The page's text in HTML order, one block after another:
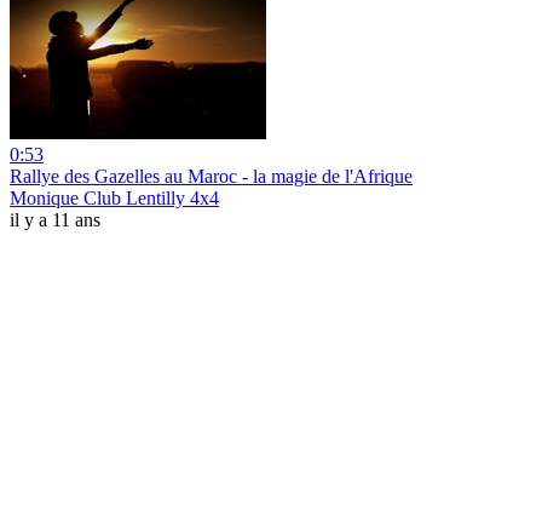
0:53
Rallye des Gazelles au Maroc - la magie de l'Afrique
Monique Club Lentilly 4x4
il y a 11 ans